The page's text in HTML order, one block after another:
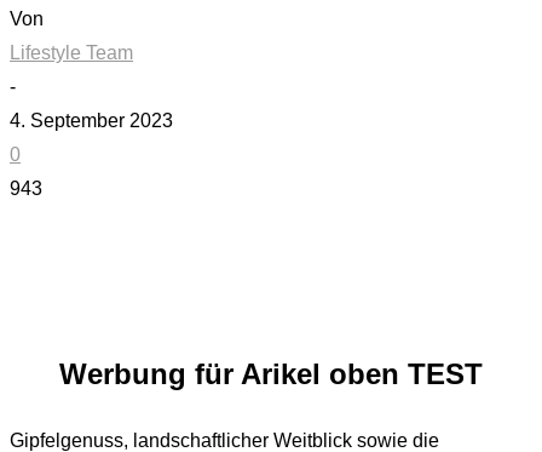
Von
Lifestyle Team
-
4. September 2023
0
943
Werbung für Arikel oben TEST
Gipfelgenuss, landschaftlicher Weitblick sowie die